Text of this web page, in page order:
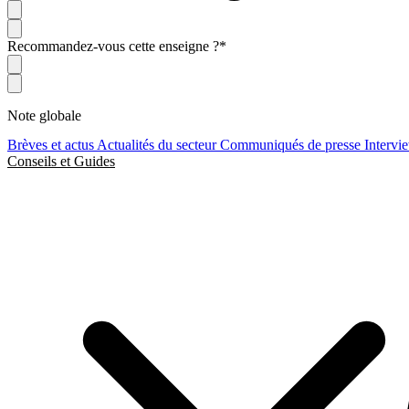
Brèves et actus Actualités du secteurCommuniqués de presse
Conseils et Guides
Recommandez-vous cette enseigne ?*
Note globale